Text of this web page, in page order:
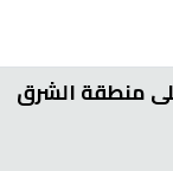
على منطقة الشرق